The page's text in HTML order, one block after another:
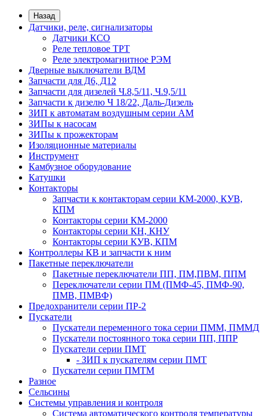
Назад
Датчики, реле, сигнализаторы
Датчики КСО
Реле тепловое ТРТ
Реле электромагнитное РЭМ
Дверные выключатели ВДМ
Запчасти для Д6, Д12
Запчасти для дизелей Ч.8,5/11, Ч.9,5/11
Запчасти к дизелю Ч 18/22, Даль-Дизель
ЗИП к автоматам воздушным серии АМ
ЗИПы к насосам
ЗИПы к прожекторам
Изоляционные материалы
Инструмент
Камбузное оборудование
Катушки
Контакторы
Запчасти к контакторам серии КМ-2000, КУВ,
КПМ
Контакторы серии КМ-2000
Контакторы серии КН, КНУ
Контакторы серии КУВ, КПМ
Контроллеры КВ и запчасти к ним
Пакетные переключатели
Пакетные переключатели ПП, ПМ,ПВМ, ППМ
Переключатели серии ПМ (ПМФ-45, ПМФ-90,
ПМВ, ПМВФ)
Предохранители серии ПР-2
Пускатели
Пускатели переменного тока серии ПММ, ПММД
Пускатели постоянного тока серии ПП, ППР
Пускатели серии ПМТ
- ЗИП к пускателям серии ПМТ
Пускатели серии ПМТМ
Разное
Сельсины
Системы управления и контроля
Система автоматического контроля температуры